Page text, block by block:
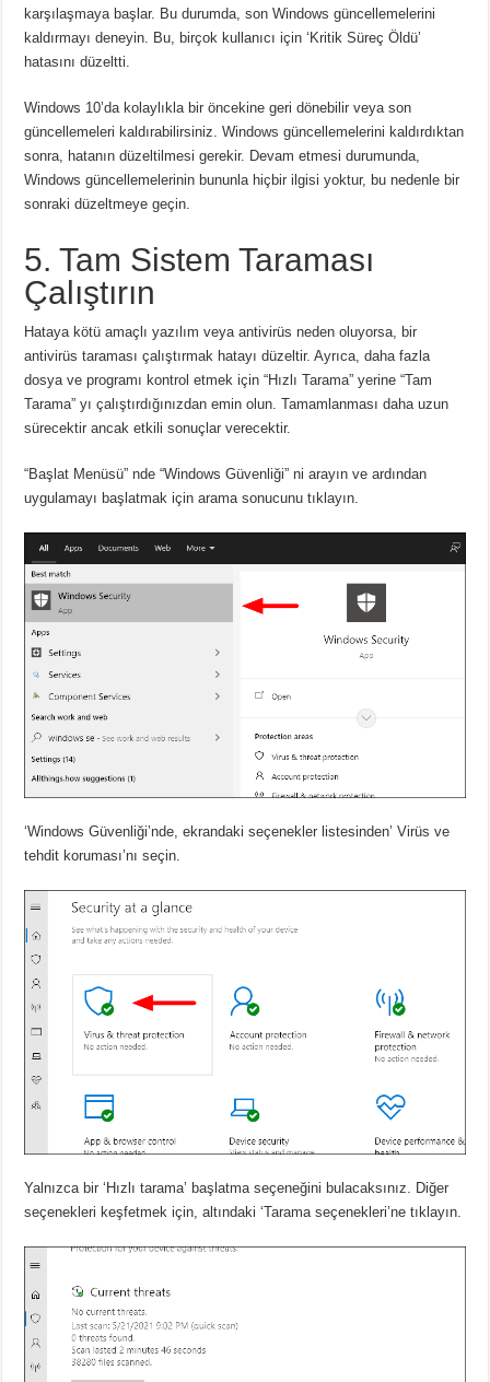
karşılaşmaya başlar. Bu durumda, son Windows güncellemelerini
kaldırmayı deneyin. Bu, birçok kullanıcı için ‘Kritik Süreç Öldü’
hatasını düzeltti.
Windows 10’da kolaylıkla bir öncekine geri dönebilir veya son
güncellemeleri kaldırabilirsiniz. Windows güncellemelerini kaldırdıktan
sonra, hatanın düzeltilmesi gerekir. Devam etmesi durumunda,
Windows güncellemelerinin bununla hiçbir ilgisi yoktur, bu nedenle bir
sonraki düzeltmeye geçin.
5. Tam Sistem Taraması
Çalıştırın
Hataya kötü amaçlı yazılım veya antivirüs neden oluyorsa, bir
antivirüs taraması çalıştırmak hatayı düzeltir. Ayrıca, daha fazla
dosya ve programı kontrol etmek için “Hızlı Tarama” yerine “Tam
Tarama” yı çalıştırdığınızdan emin olun. Tamamlanması daha uzun
sürecektir ancak etkili sonuçlar verecektir.
“Başlat Menüsü” nde “Windows Güvenliği” ni arayın ve ardından
uygulamayı başlatmak için arama sonucunu tıklayın.
‘Windows Güvenliği’nde, ekrandaki seçenekler listesinden’ Virüs ve
tehdit koruması’nı seçin.
Yalnızca bir ‘Hızlı tarama’ başlatma seçeneğini bulacaksınız. Diğer
seçenekleri keşfetmek için, altındaki ‘Tarama seçenekleri’ne tıklayın.